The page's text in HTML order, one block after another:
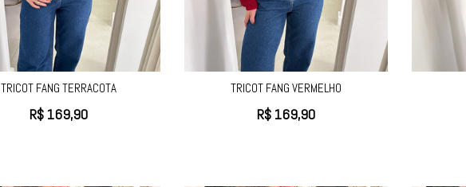
TRICOT FANG TERRACOTA
R$ 169,90
TRICOT FANG VERMELHO
R$ 169,90